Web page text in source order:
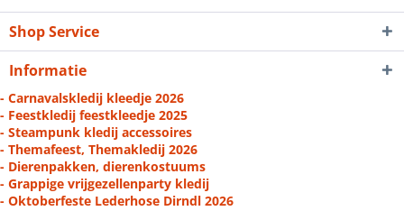
Shop Service
Informatie
- Carnavalskledij kleedje 2026
- Feestkledij feestkleedje 2025
- Steampunk kledij accessoires
- Themafeest, Themakledij 2026
- Dierenpakken, dierenkostuums
- Grappige vrijgezellenparty kledij
- Oktoberfeste Lederhose Dirndl 2026